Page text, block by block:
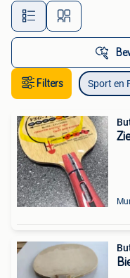
Filters Sport en